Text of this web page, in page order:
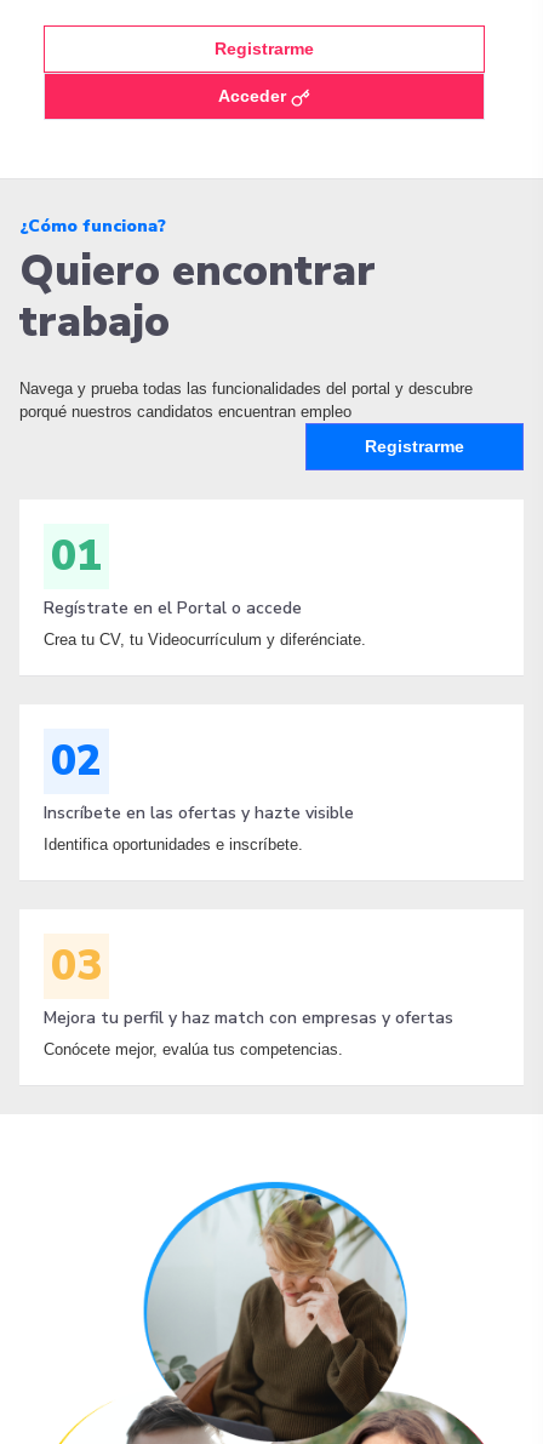
Registrarme
Acceder
¿Cómo funciona?
Quiero encontrar
trabajo
Navega y prueba todas las funcionalidades del portal y descubre
porqué nuestros candidatos encuentran empleo
Registrarme
01
Regístrate en el Portal o accede
Crea tu CV, tu Videocurrículum y diferénciate.
02
Inscríbete en las ofertas y hazte visible
Identifica oportunidades e inscríbete.
03
Mejora tu perfil y haz match con empresas y ofertas
Conócete mejor, evalúa tus competencias.